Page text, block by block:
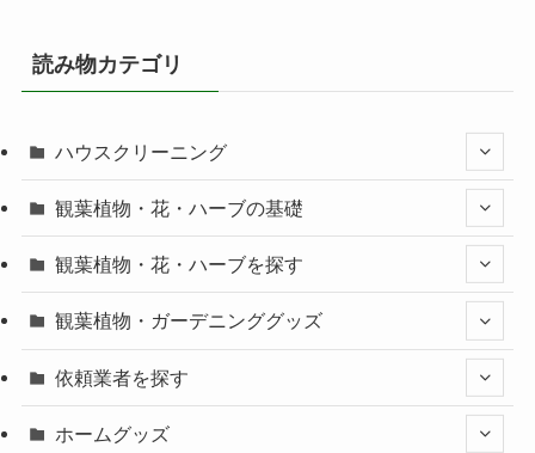
読み物カテゴリ
ハウスクリーニング
観葉植物・花・ハーブの基礎
観葉植物・花・ハーブを探す
観葉植物・ガーデニンググッズ
依頼業者を探す
ホームグッズ